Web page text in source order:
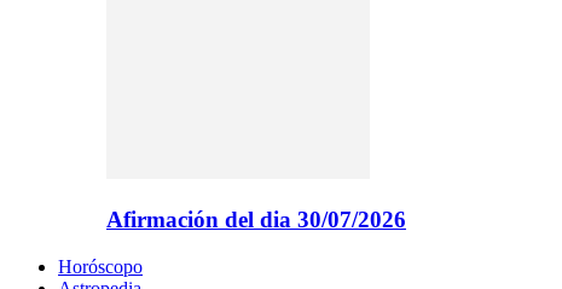
Afirmación del dia 30/07/2026
Horóscopo